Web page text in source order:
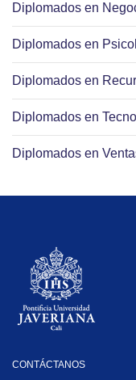
Diplomados en
Diplomados en
Diplomados en
Diplomados en
Diplomados en
CONTÁCTANOS